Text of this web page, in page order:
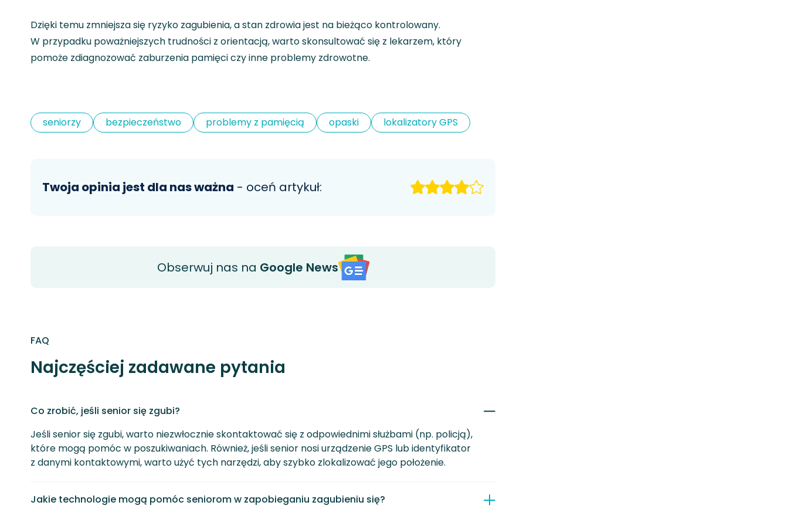
Dzięki temu zmniejsza się ryzyko zagubienia, a stan zdrowia jest na bieżąco kontrolowany.
W przypadku poważniejszych trudności z orientacją, warto skonsultować się z lekarzem, który
pomoże zdiagnozować zaburzenia pamięci czy inne problemy zdrowotne.
seniorzy bezpieczeństwo problemy z pamięcią opaski lokalizatory GPS
Twoja opinia jest dla nas ważna - oceń artykuł:
Obserwuj nas na Google News
FAQ
Najczęściej zadawane pytania
Co zrobić, jeśli senior się zgubi?
Jeśli senior się zgubi, warto niezwłocznie skontaktować się z odpowiednimi służbami (np. policją),
które mogą pomóc w poszukiwaniach. Również, jeśli senior nosi urządzenie GPS lub identyfikator
z danymi kontaktowymi, warto użyć tych narzędzi, aby szybko zlokalizować jego położenie.
Jakie technologie mogą pomóc seniorom w zapobieganiu zagubieniu się?